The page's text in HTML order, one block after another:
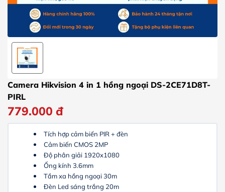
Camera Hikvision 4 in 1 hồng ngoại DS-2CE71D8T-
PIRL
779.000 đ
Tích hợp cảm biến PIR + đèn
Cảm biến CMOS 2MP
Độ phân giải 1920x1080
Ống kính 3.6mm
Tầm xa hồng ngoại 30m
Đèn Led sáng trắng 20m